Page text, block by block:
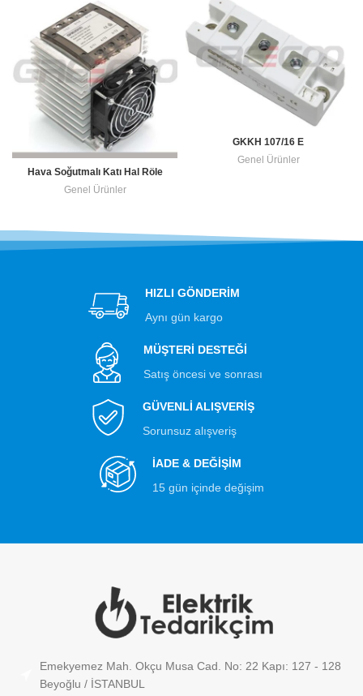
Hava Soğutmalı Katı Hal Röle
Düzenekleri
Genel Ürünler
GKKH 107/16 E
Genel Ürünler
HIZLI GÖNDERİM
Aynı gün kargo
MÜŞTERİ DESTEĞİ
Satış öncesi ve sonrası
GÜVENLİ ALIŞVERİŞ
Sorunsuz alışveriş
İADE & DEĞİŞİM
15 gün içinde değişim
Emekyemez Mah. Okçu Musa Cad. No: 22 Kapı: 127 - 128
Beyoğlu / İSTANBUL